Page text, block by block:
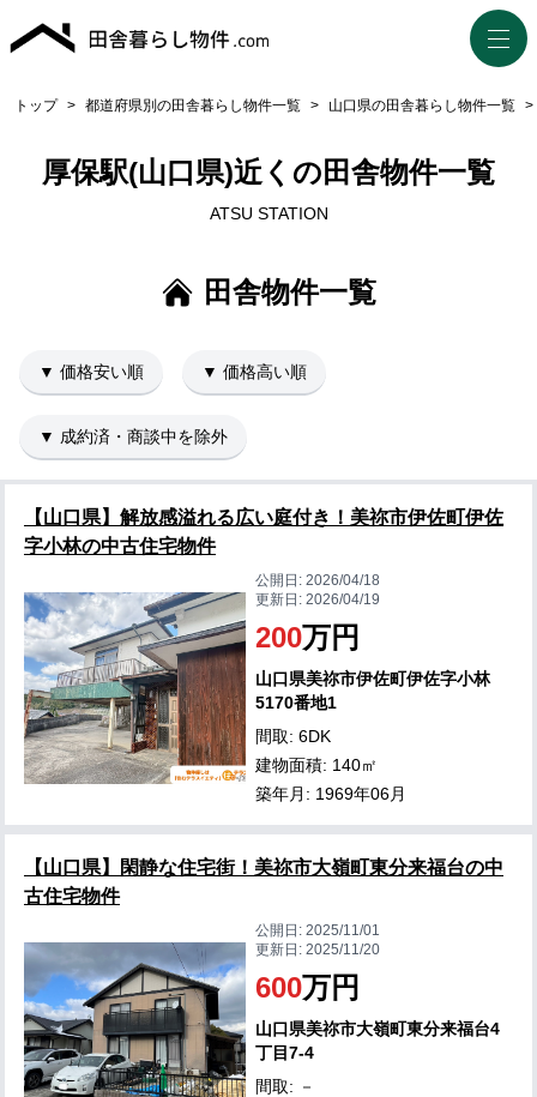
トップ > 都道府県別の田舎暮らし物件一覧 > 山口県の田舎暮らし物件一覧 >
厚保駅(山口県)近くの田舎物件一覧
ATSU STATION
田舎物件一覧
▼ 価格安い順 ▼ 価格高い順
▼ 成約済・商談中を除外
【山口県】解放感溢れる広い庭付き！美祢市伊佐町伊佐
字小林の中古住宅物件
公開日:2026/04/18
更新日:2026/04/19
200万円
山口県美祢市伊佐町伊佐字小林
5170番地1
間取: 6DK
建物面積: 140㎡
築年月: 1969年06月
【山口県】閑静な住宅街！美祢市大嶺町東分来福台の中
古住宅物件
公開日:2025/11/01
更新日:2025/11/20
600万円
山口県美祢市大嶺町東分来福台4
丁目7-4
間取: －